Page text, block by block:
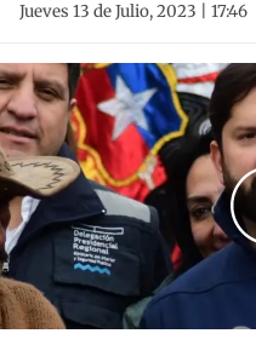
Jueves 13 de Julio, 2023 | 17:46